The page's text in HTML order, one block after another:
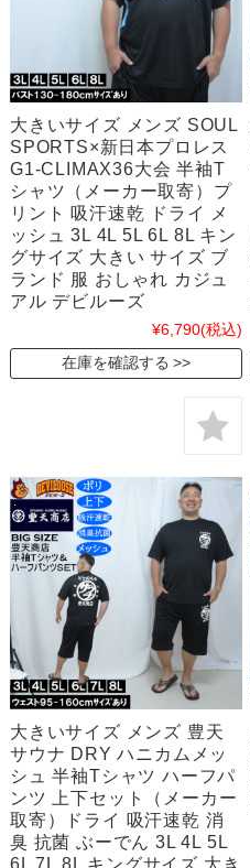
大きいサイズ メンズ SOUL
SPORTS×新日本プロレス
G1-CLIMAX36大会 半袖T
シャツ（メーカー取寄）プ
リント 吸汗速乾 ドライ メ
ッシュ 3L 4L 5L 6L 8L キン
グサイズ 大きい サイズ ブ
ランド 服 おしゃれ カジュ
アル デビルーズ
¥6,790(税込)
在庫を確認する
大きいサイズ メンズ 豊天
サウナ DRY ハニカムメッ
シュ 半袖Tシャツ ハーフパ
ンツ 上下セット（メーカー
取寄）ドライ 吸汗速乾 消
臭 抗菌 ぶーでん 3L 4L 5L
6L 7L 8L キングサイズ 大き